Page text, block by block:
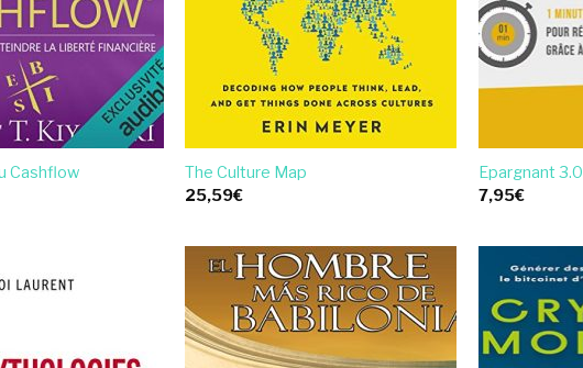
Cashflow
The Culture Map
25,59€
Epargnant 3.0
7,95€